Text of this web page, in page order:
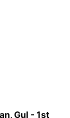
Gul - 1st